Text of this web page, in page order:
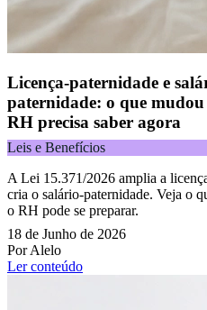
Licença-paternidade e
paternidade: o que mudou
RH precisa saber agora
Leis e Benefícios
A Lei 15.371/2026 amplia a
cria o salário-paternidade. Veja o
o RH pode se preparar.
18 de Junho de 2026
Por Alelo
Ler conteúdo